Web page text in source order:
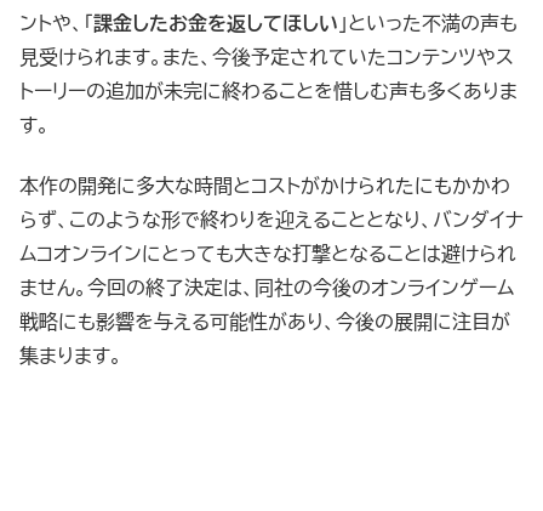
ントや、「 課金したお金を返してほしい 」といった不満の声も
見受けられます。また、今後予定されていたコンテンツやス
トーリーの追加が未完に終わることを惜しむ声も多くありま
す。
本作の開発に多大な時間とコストがかけられたにもかかわ
らず、このような形で終わりを迎えることとなり、バンダイナ
ムコオンラインにとっても大きな打撃となることは避けられ
ません。今回の終了決定は、同社の今後のオンラインゲーム
戦略にも影響を与える可能性があり、今後の展開に注目が
集まります。